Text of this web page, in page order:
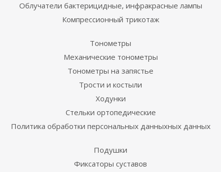
Облучатели бактерицидные, инфракрасные лампы
Компрессионный трикотаж
Тонометры
Механические тонометры
Тонометры на запястье
Трости и костыли
Ходунки
Стельки ортопедические
Политика обработки персональных данныхных данных
Подушки
Фиксаторы суставов